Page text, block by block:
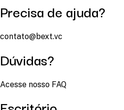
Precisa de ajuda?
contato@bext.vc
Dúvidas?
Acesse nosso FAQ